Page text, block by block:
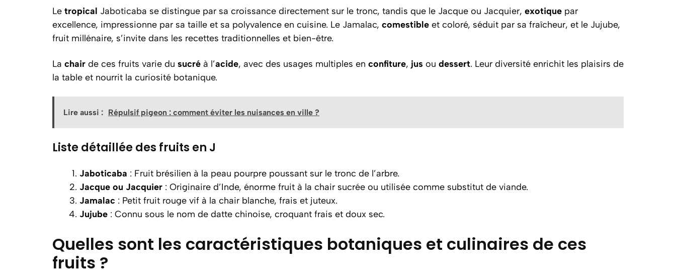
Le tropical Jaboticaba se distingue par sa croissance directement sur le tronc, tandis que le Jacque ou Jacquier, exotique par
excellence, impressionne par sa taille et sa polyvalence en cuisine. Le Jamalac, comestible et coloré, séduit par sa fraîcheur, et le Jujube,
fruit millénaire, s’invite dans les recettes traditionnelles et bien-être.
La chair de ces fruits varie du sucré à l’acide, avec des usages multiples en confiture, jus ou dessert. Leur diversité enrichit les plaisirs de
la table et nourrit la curiosité botanique.
Lire aussi : Répulsif pigeon : comment éviter les nuisances en ville ?
Liste détaillée des fruits en J
Jaboticaba : Fruit brésilien à la peau pourpre poussant sur le tronc de l’arbre.
Jacque ou Jacquier : Originaire d’Inde, énorme fruit à la chair sucrée ou utilisée comme substitut de viande.
Jamalac : Petit fruit rouge vif à la chair blanche, frais et juteux.
Jujube : Connu sous le nom de datte chinoise, croquant frais et doux sec.
Quelles sont les caractéristiques botaniques et culinaires de ces
fruits ?